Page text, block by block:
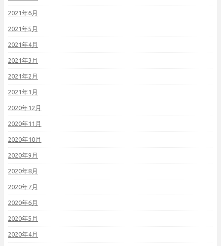
2021年6月
2021年5月
2021年4月
2021年3月
2021年2月
2021年1月
2020年12月
2020年11月
2020年10月
2020年9月
2020年8月
2020年7月
2020年6月
2020年5月
2020年4月